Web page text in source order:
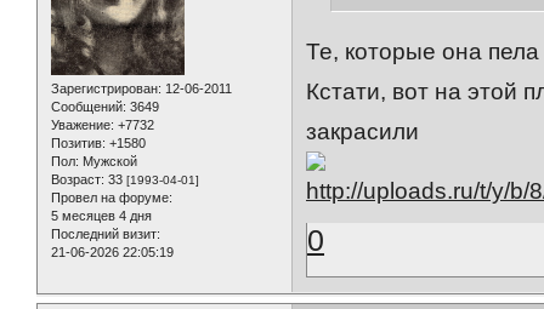
Зарегистрирован: 12-06-2011
Сообщений: 3649
Уважение: +7732
Позитив: +1580
Пол: Мужской
Возраст: 33 [1993-04-01]
Провел на форуме:
5 месяцев 4 дня
Последний визит:
21-06-2026 22:05:19
Те, которые она
Кстати, вот на этой
закрасили
0